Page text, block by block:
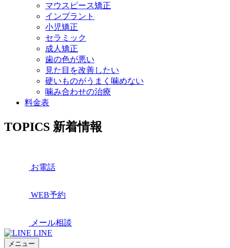
マウスピース矯正
インプラント
小児矯正
セラミック
成人矯正
歯の色が悪い
見た目を改善したい
硬いものがうまく噛めない
噛み合わせの治療
料金表
TOPICS 新着情報
お電話
WEB予約
メール相談
LINE
メニュー